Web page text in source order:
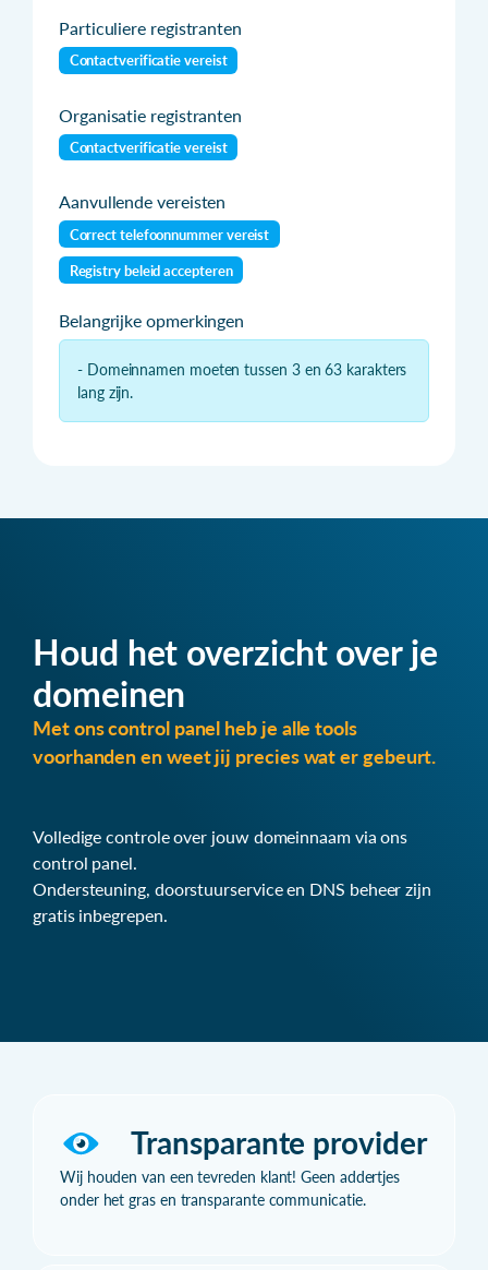
Particuliere registranten
Contactverificatie vereist
Organisatie registranten
Contactverificatie vereist
Aanvullende vereisten
Correct telefoonnummer vereist
Registry beleid accepteren
Belangrijke opmerkingen
- Domeinnamen moeten tussen 3 en 63 karakters
lang zijn.
Houd het overzicht over je
domeinen
Met ons control panel heb je alle tools
voorhanden en weet jij precies wat er gebeurt.
Volledige controle over jouw domeinnaam via ons
control panel.
Ondersteuning, doorstuurservice en DNS beheer zijn
gratis inbegrepen.
Transparante provider
Wij houden van een tevreden klant! Geen addertjes
onder het gras en transparante communicatie.